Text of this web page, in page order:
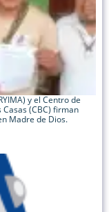
y el Centro de
(CBC) firman
Madre de Dios.